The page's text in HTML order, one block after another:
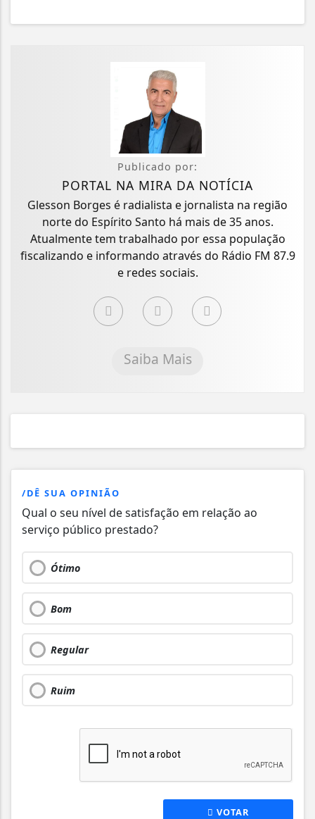
Publicado por:
PORTAL NA MIRA DA NOTÍCIA
Glesson Borges é radialista e jornalista na região
norte do Espírito Santo há mais de 35 anos.
Atualmente tem trabalhado por essa população
fiscalizando e informando através do Rádio FM 87.9
e redes sociais.
Saiba Mais
/DÊ SUA OPINIÃO
Qual o seu nível de satisfação em relação ao
serviço público prestado?
Ótimo
Bom
Regular
Ruim
VOTAR